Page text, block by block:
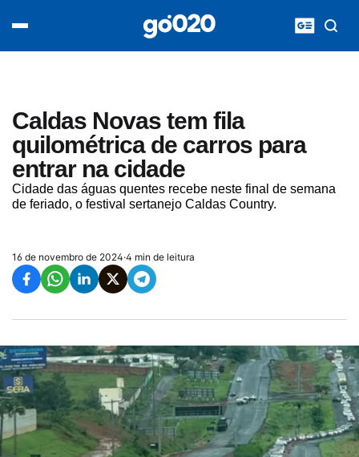
Caldas Novas tem fila
quilométrica de carros para
entrar na cidade
Cidade das águas quentes recebe neste final de semana
de feriado, o festival sertanejo Caldas Country.
16 de novembro de 2024·4 min de leitura
acontece agora
entretenimento
vídeos
pod020